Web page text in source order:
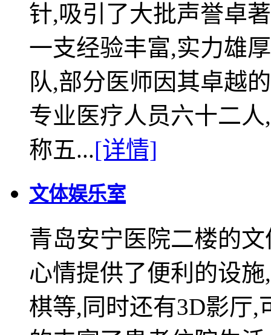
针,吸引了大批声誉卓
一支经验丰富,实力雄
队,部分医师因其卓越
专业医疗人员六十二
称五...[详情]
文体娱乐室
青岛安宁医院二楼的
心情提供了便利的设
棋等,同时还有3D影厅,